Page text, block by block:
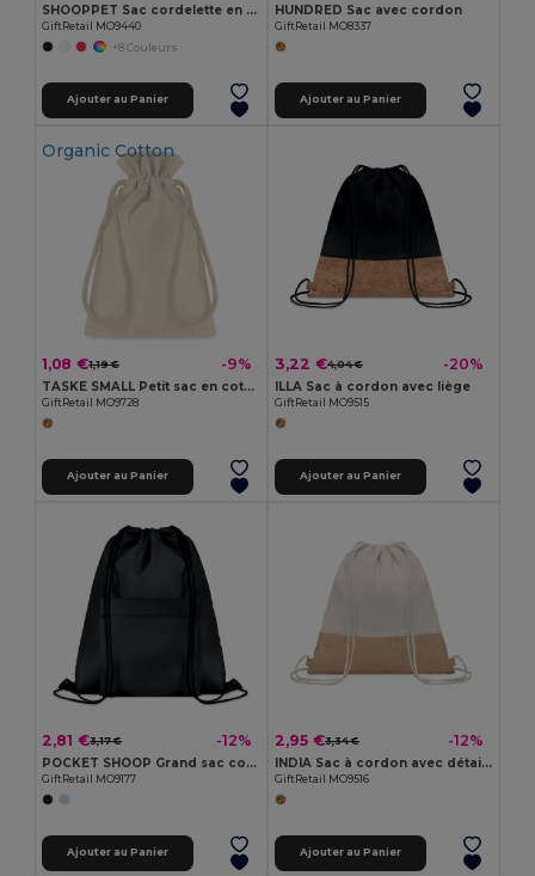
SHOOPPET Sac cordelette en PET 190gr
GiftRetail MO9440
+8 Couleurs
Ajouter au Panier
HUNDRED Sac avec cordon
GiftRetail MO8337
Ajouter au Panier
Organic Cotton
1,08 €1,19 € -9%
TASKE SMALL Petit sac en coton
GiftRetail MO9728
Ajouter au Panier
3,22 €4,04 € -20%
ILLA Sac à cordon avec liège
GiftRetail MO9515
Ajouter au Panier
2,81 €3,17 € -12%
POCKET SHOOP Grand sac cordelette 210D
GiftRetail MO9177
Ajouter au Panier
2,95 €3,34 € -12%
INDIA Sac à cordon avec détails jute
GiftRetail MO9516
Ajouter au Panier